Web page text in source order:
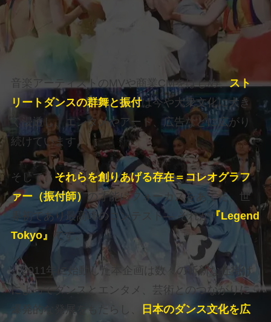
音楽アーティストのMVや商業CMをはじめ、スト
リートダンスの群舞と振付は今や大衆文化に大き
く浸透し、エンタメやアート、広告などに広がり
続けています。
そして、 それらを創りあげる存在＝コレオグラフ
ァー（振付師）の才能にフォーカスをあてた、世
界初であり最高峰のコンテスト― それが 『Legend
Tokyo』 です。
2011年に始動した本企画は数々の斬新な仕掛け
によってダンスとエンタメ、芸術とのつながりに
爆発的な発展をもたらし、
日本のダンス文化を広